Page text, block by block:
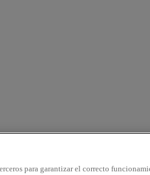
para garantizar el correcto